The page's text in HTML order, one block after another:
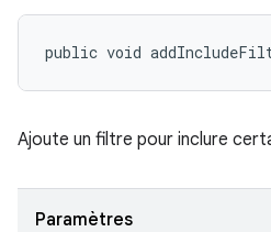
public void
Ajoute un filtre pour inclure
Paramètres